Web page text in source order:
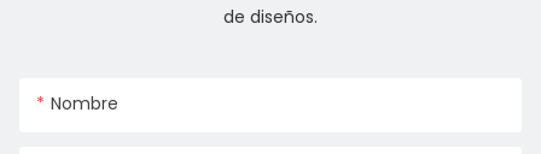
de diseños.
Nombre